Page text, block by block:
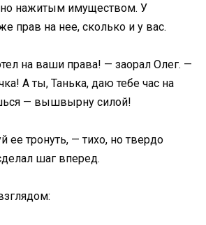
нажитым имуществом. У
прав на нее, сколько и у вас.
на ваши права! — заорал Олег. —
А ты, Танька, даю тебе час на
— вышвырну силой!
ее тронуть, — тихо, но твердо
шаг вперед.